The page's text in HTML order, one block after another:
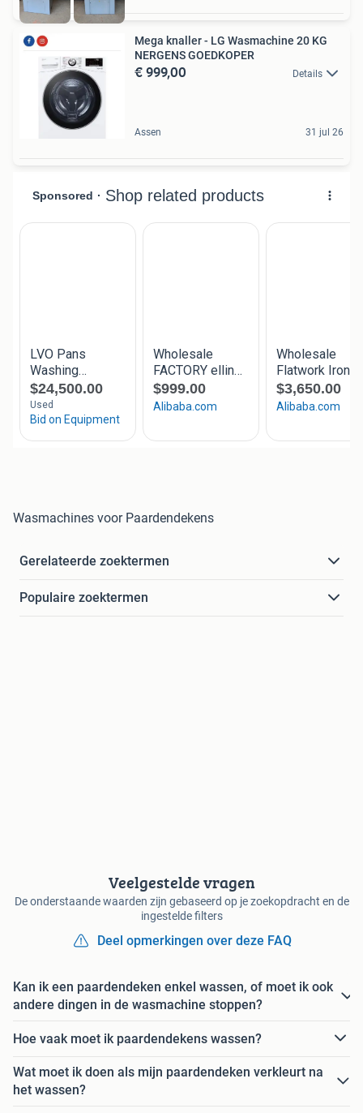
Mega knaller - LG Wasmachine 20 KG
NERGENS GOEDKOPER
€ 999,00 Details
Assen 31 jul 26
Wasmachines voor Paardendekens
Gerelateerde zoektermen
Populaire zoektermen
Veelgestelde vragen
De onderstaande waarden zijn gebaseerd op je zoekopdracht en de
ingestelde filters
Deel opmerkingen over deze FAQ
Kan ik een paardendeken enkel wassen, of moet ik ook
andere dingen in de wasmachine stoppen?
Hoe vaak moet ik paardendekens wassen?
Wat moet ik doen als mijn paardendeken verkleurt na
het wassen?